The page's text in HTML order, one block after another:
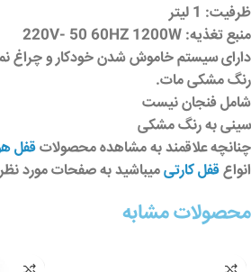
ظرفیت: 1 لیتر
منبع تغذیه: 220V- 50 60HZ 1200W
دارای سیستم خاموش شدن خودکار و چراغ
رنگ مشکی مات.
شامل فنجان نیست
سینی به رنگ مشکی
چنانچه علاقمند به مشاهده محصولاتقفل
انواعقفل کارتیمیباشید به صفحات مورد
محصولات مشابه